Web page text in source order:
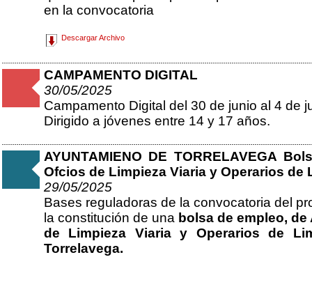
en la convocatoria
Descargar Archivo
CAMPAMENTO DIGITAL
30/05/2025
Campamento Digital del 30 de junio al 4 de
Dirigido a jóvenes entre 14 y 17 años.
AYUNTAMIENO DE TORRELAVEGA
Ofcios de Limpieza Viaria y Operarios de
29/05/2025
Bases reguladoras de la convocatoria del
la constitución de una bolsa de empleo,
de Limpieza Viaria y Operarios de
Torrelavega.